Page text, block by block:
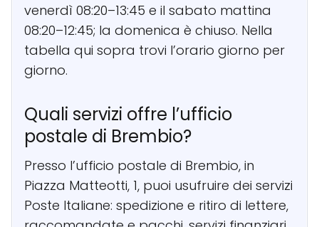
venerdì 08:20–13:45 e il sabato mattina
08:20–12:45; la domenica è chiuso. Nella
tabella qui sopra trovi l’orario giorno per
giorno.
Quali servizi offre l’ufficio
postale di Brembio?
Presso l’ufficio postale di Brembio, in
Piazza Matteotti, 1, puoi usufruire dei servizi
Poste Italiane: spedizione e ritiro di lettere,